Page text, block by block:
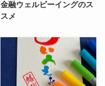
金融ウェルビーイングのス
スメ